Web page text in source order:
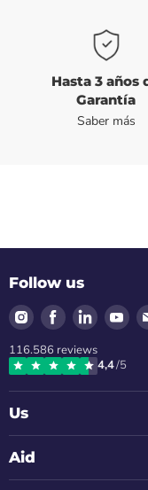
Hasta 3 años
Garantía
Saber más
Follow us
Find
us
on
Instagram
Find
us
on
Facebook
Find
us
on
LinkedIn
us
116.586 reviews
4,4/5
Us
Aid